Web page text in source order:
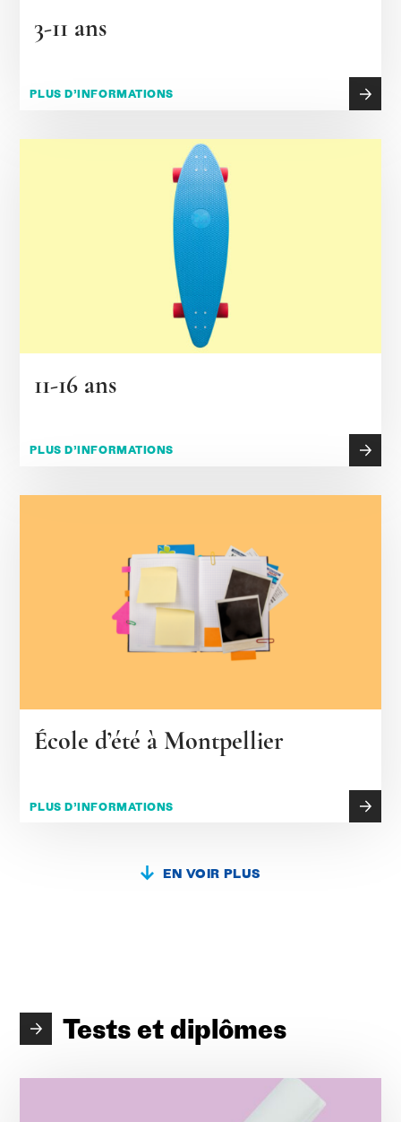
3-11 ans
PLUS D’INFORMATIONS
11-16 ans
PLUS D’INFORMATIONS
École d’été à Montpellier
PLUS D’INFORMATIONS
EN VOIR PLUS
Tests et diplômes